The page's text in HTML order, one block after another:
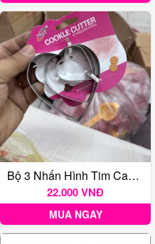
Bộ 3 Nhấn Hình Tim Cao 2 Cm
22.000 VNĐ
MUA NGAY